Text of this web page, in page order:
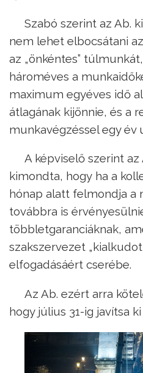
Szabó szerint az Ab.
nem lehet elbocsátani
az „önkéntes”
hároméves a
maximum egyéves idő
átlagának kijönnie, és a
munkavégzéssel egy év
A képviselő szerint
kimondta, hogy ha a
hónap alatt felmondja a
továbbra is
többletgaranciáknak,
szakszervezet
elfogadásáért cserébe.
Az Ab. ezért arra
hogy július 31-ig javítsa